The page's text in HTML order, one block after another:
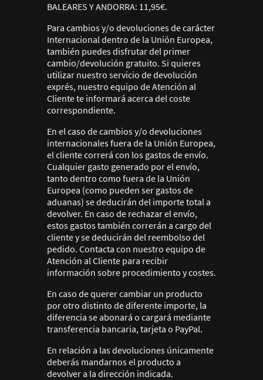
BALEARES Y ANDORRA: 11,95€.
Para cambios y/o devoluciones de carácter
Internacional dentro de la Unión Europea,
también puedes disfrutar del primer
cambio/devolución gratuito. Si quieres
utilizar nuestro servicio de devolución
exprés, nuestro equipo de Atención al
Cliente te informará acerca del coste
correspondiente.
En el caso de cambios y/o devoluciones
internacionales fuera de la Unión Europea,
el cliente correrá con los gastos de envío.
Cualquier gasto generado por el envío,
tanto dentro como fuera de la Unión
Europea (como pueden ser gastos de
aduanas) se deducirán del importe total a
devolver. En caso de rechazar el envío,
estos gastos también correrán a cargo del
cliente y se deducirán del reembolso del
pedido. Contacta con nuestro equipo de
Atención al Cliente para recibir
información sobre procedimiento y costes.
En caso de querer cambiar un producto
por otro distinto de diferente importe, la
diferencia se abonará o cargará mediante
transferencia bancaria, tarjeta o PayPal.
En relación a las devoluciones únicamente
deberás mandarnos el producto a
devolver a la dirección indicada.